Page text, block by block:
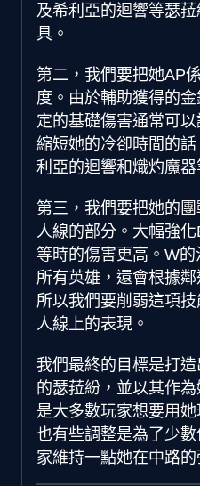
及希利亞的迴響等瑟
具。
第二，我們要把她AP
度。由於輔助獲得的
定的基礎傷害通常可
縮短她的冷卻時間的
利亞的迴響和熾灼魔
第三，我們要把她的
人線的部分。大幅強
等時的傷害更高。W
所有英雄，還會根據
所以我們要削弱這項
人線上的表現。
我們最終的目標是打
的瑟菈紛，並以其作
是大多數玩家想要用
也有些調整是為了少
家維持一點她在中路的